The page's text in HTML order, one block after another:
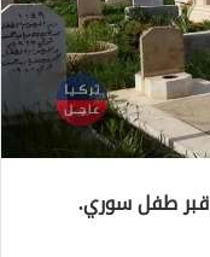
قبر طفل سوري.